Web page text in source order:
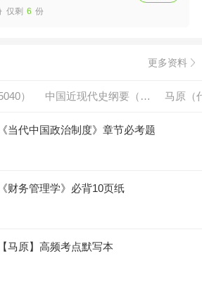
仅剩 6 份
更多资料
） 中国近现代史纲要（代
码:15043）
马原（
当代中国政治制度》章节必考题
财务管理学》必背10页纸
马原】高频考点默写本